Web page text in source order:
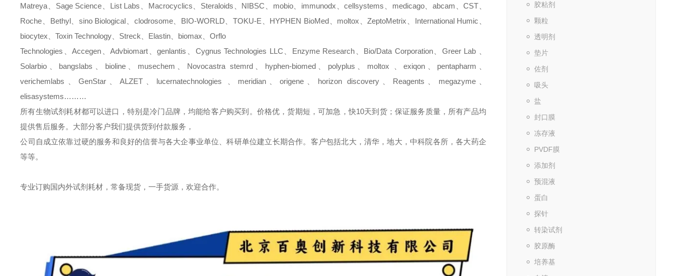
胶粘剂
颗粒
透明剂
垫片
佐剂
吸头
盐
封口膜
冻存液
PVDF膜
添加剂
预混液
蛋白
探针
转染试剂
胶原酶
培养基
Matreya
Sage Science List Labs Macrocyclics Steraloids NIBSC mobio、 immunodx 、cellsystems medicago、 abcam 、CST
Roche
Bethyl、 sino Biological clodrosome、 BIO-WORLD 、TOKU-E HYPHEN BioMed、 moltox 、ZeptoMetrix International Humic
biocytex 、Toxin Technology Streck Elastin biomax 、Orflo
Technologies 、Accegen 、Advbiomart 、genlantis Cygnus Technologies LLC Enzyme Research Bio/Data Corporation、 Greer Lab
Solarbio
bangslabs bioline、 musechem Novocastra stemrd、 hyphen-biomed、 polyplus moltox 、exiqon pentapharm
verichemlabs
GenStar、ALZET lucernatechnologies meridian、origene horizon discovery、 Reagents megazyme、
elisasystems………
所有生物试剂耗材都可以进口，特别是冷门品牌，均能给客户购买到。价格优，货期短，可加急，快10天到货；保证服务质量，所有产品均
提供售后服务。大部分客户我们提供货到付款服务，
公司自成立依靠过硬的服务和良好的信誉与各大企事业单位、科研单位建立长期合作。客户包括北大，清华，地大，中科院各所，各大药企
等等。
专业订购国内外试剂耗材，常备现货，一手货源，欢迎合作。